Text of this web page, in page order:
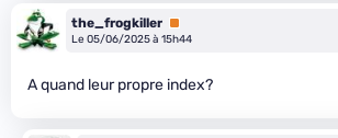
the_frogkiller Premium
Le 05/06/2025 à 15h44
A quand leur propre index?